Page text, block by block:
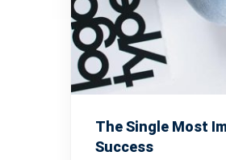
The Single Most
Success